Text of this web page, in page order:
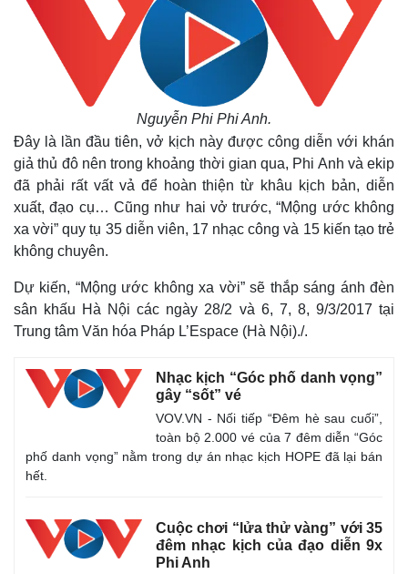
Thế giới
Quan sát
Cuộc sống đó đây
Multimedia
Video
Ảnh
E-Magazine
Infographic
Nguyễn Phi Phi Anh.
Đây là lần đầu tiên, vở kịch này được công diễn với khán
giả thủ đô nên trong khoảng thời gian qua, Phi Anh và ekip
đã phải rất vất vả để hoàn thiện từ khâu kịch bản, diễn
xuất, đạo cụ… Cũng như hai vở trước, “Mộng ước không
xa vời” quy tụ 35 diễn viên, 17 nhạc công và 15 kiến tạo trẻ
không chuyên.
Dự kiến, “Mộng ước không xa vời” sẽ thắp sáng ánh đèn
sân khấu Hà Nội các ngày 28/2 và 6, 7, 8, 9/3/2017 tại
Trung tâm Văn hóa Pháp L’Espace (Hà Nội)./.
Nhạc kịch “Góc phố danh vọng”
gây “sốt” vé
VOV.VN - Nối tiếp “Đêm hè sau cuối”,
toàn bộ 2.000 vé của 7 đêm diễn “Góc
phố danh vọng” nằm trong dự án nhạc kịch HOPE đã lại bán
hết.
Cuộc chơi “lửa thử vàng” với 35
đêm nhạc kịch của đạo diễn 9x
Phi Anh